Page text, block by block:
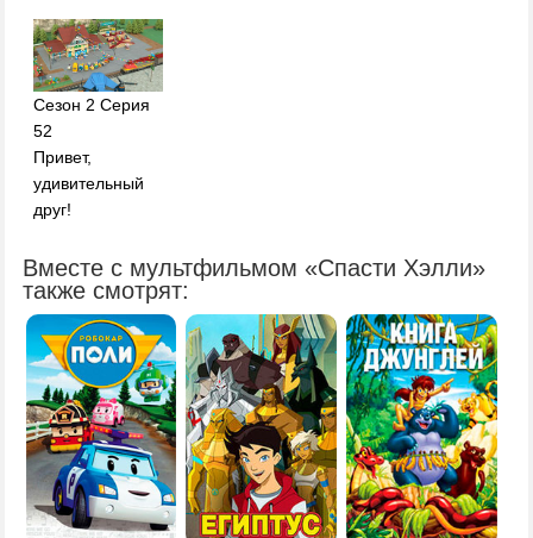
Сезон 2 Серия
52
Привет,
удивительный
друг!
Вместе с мультфильмом «Спасти Хэлли»
также смотрят: